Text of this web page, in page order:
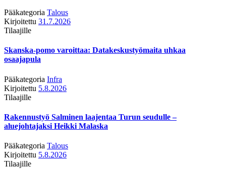
Pääkategoria Talous
Kirjoitettu 31.7.2026
Tilaajille
Skanska-pomo varoittaa: Datakeskustyömaita uhkaa
osaajapula
Pääkategoria Infra
Kirjoitettu 5.8.2026
Tilaajille
Rakennustyö Salminen laajentaa Turun seudulle –
aluejohtajaksi Heikki Malaska
Pääkategoria Talous
Kirjoitettu 5.8.2026
Tilaajille